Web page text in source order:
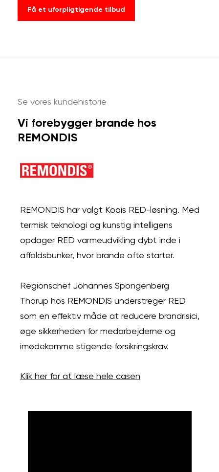
Få et uforpligtigende tilbud
Se vores kundehistorie
Vi forebygger brande hos
REMONDIS
REMONDIS har valgt Koois RED-løsning. Med
termisk teknologi og kunstig intelligens
opdager RED varmeudvikling dybt inde i
affaldsbunker, hvor brande ofte starter.
Regionschef Johannes Spongenberg
Thorup hos REMONDIS understreger RED
som en effektiv måde at reducere brandrisici,
øge sikkerheden for medarbejderne og
imødekomme stigende forsikringskrav.
Klik her for at læse hele casen